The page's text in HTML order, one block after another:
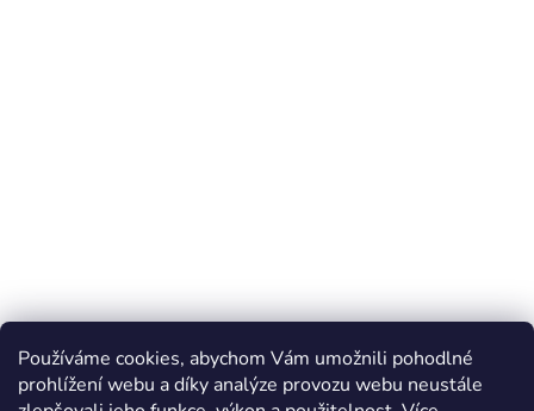
Používáme cookies, abychom Vám umožnili pohodlné
prohlížení webu a díky analýze provozu webu neustále